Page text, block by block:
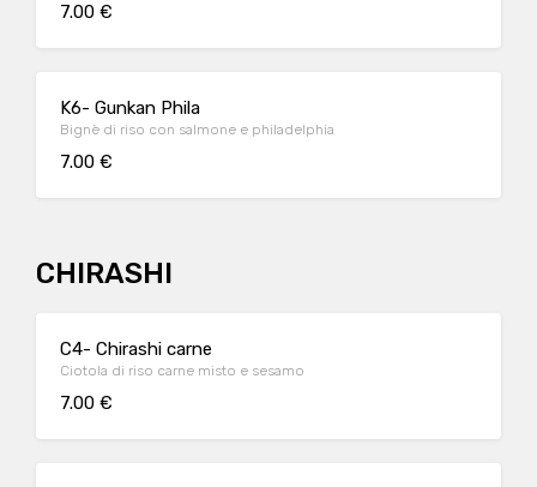
7.00 €
K6- Gunkan Phila
Bignè di riso con salmone e philadelphia
7.00 €
CHIRASHI
C4- Chirashi carne
Ciotola di riso carne misto e sesamo
7.00 €